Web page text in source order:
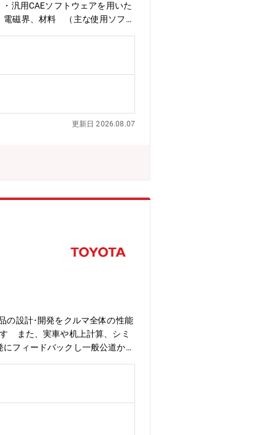
汎用CAEソフトウェアを用いた
電磁界、材料 （主な使用ソフト
開発環境：modeFrontier、他O
ーション技術の開発や活用支援
できるようにすることは、組立
動を重視しています。メカニズ
ントや、設計業務自体のプロセ
ーボンニュートラルの実現に向
による事前評価です。製品とその
更新日 2026.08.07
の設計･開発をクルマ全体の性能
また、実車や机上計算、シミ
フィードバックし一般公道か
･開発・実車や机上計算、シミ
・実験部と協力し商品に求め
＜職場イメージ＞・GRカンパ
にはシャシー、ブレーキ、ボデ
･システム･部品を開発していま